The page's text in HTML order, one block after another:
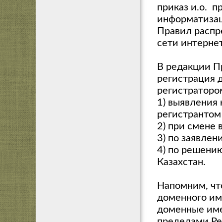
приказ и.о.
Правил
сети
В редакции
регистрация
1) выявления
2) при смене
3) по
4) по
Казахстан.
Напомним,
доменного
доменные